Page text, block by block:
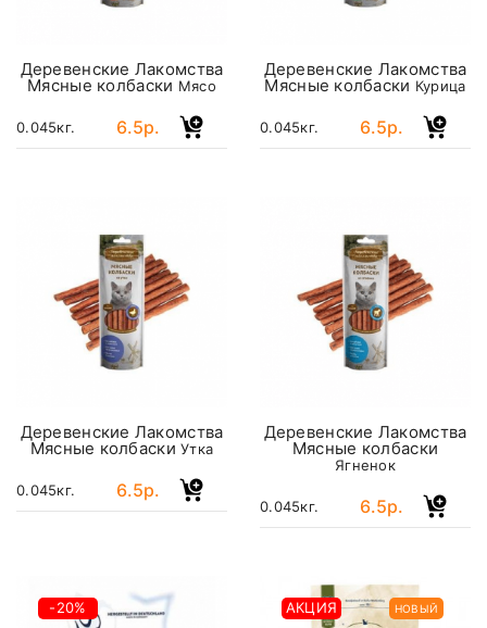
Деревенские Лакомства
Мясные колбаски Мясо
0.045кг. 6.5р.
Деревенские Лакомства
Мясные колбаски Курица
0.045кг. 6.5р.
Деревенские Лакомства
Мясные колбаскиУтка
0.045кг. 6.5р.
Деревенские Лакомства
Мясные колбаски
Ягненок
0.045кг. 6.5р.
-20% АКЦИЯ НОВЫЙ